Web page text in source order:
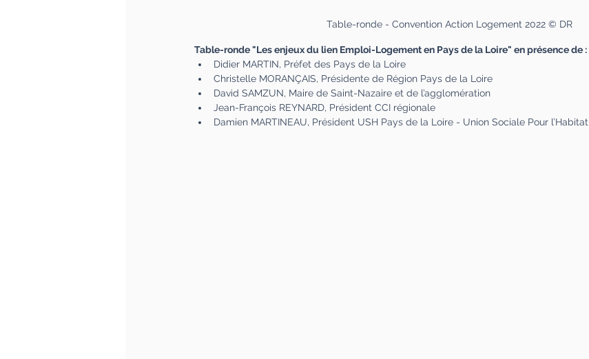
Table-ronde - Convention Action Logement 2022 © DR
Table-ronde "Les enjeux du lien Emploi-Logement en Pays de la Loire" en présence de :
Didier MARTIN, Préfet des Pays de la Loire
Christelle MORANÇAIS, Présidente de Région Pays de la Loire
David SAMZUN, Maire de Saint-Nazaire et de l’agglomération
Jean-François REYNARD, Président CCI régionale
Damien MARTINEAU, Président USH Pays de la Loire - Union Sociale Pour l’Habitat